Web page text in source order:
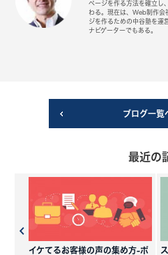
ページを作る方法を確立し
わる。現在は、Web制作会
ジを作るための中谷塾を運
ナビゲーターでもある。
ブログ一覧
最近の
イケてるお客様の声の集め方-ポ